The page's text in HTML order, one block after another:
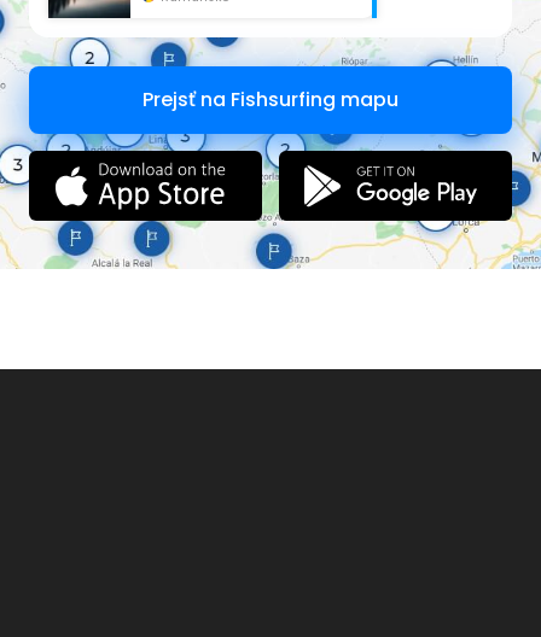
Prejsť na Fishsurfing mapu